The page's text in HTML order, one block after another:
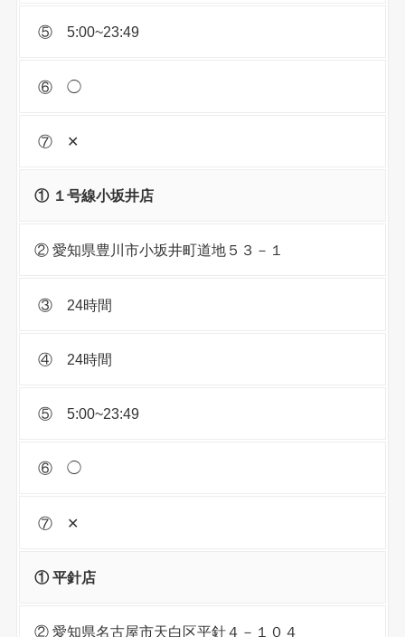
⑤ 5:00~23:49
⑥ ◯
⑦ ✕
① １号線小坂井店
② 愛知県豊川市小坂井町道地５３－１
③ 24時間
④ 24時間
⑤ 5:00~23:49
⑥ ◯
⑦ ✕
① 平針店
② 愛知県名古屋市天白区平針４－１０４